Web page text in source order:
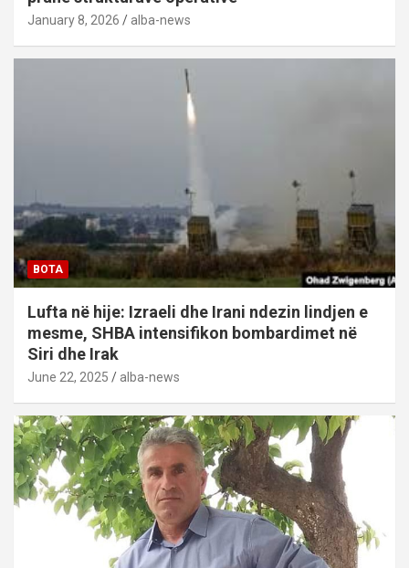
January 8, 2026 alba-news
BOTA
Lufta në hije: Izraeli dhe Irani ndezin lindjen e
mesme, SHBA intensifikon bombardimet në
Siri dhe Irak
June 22, 2025 alba-news